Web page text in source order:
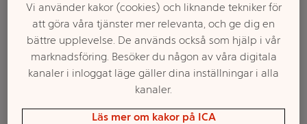
Vi använder kakor (cookies) och liknande tekniker för
att göra våra tjänster mer relevanta, och ge dig en
bättre upplevelse. De används också som hjälp i vår
marknadsföring. Besöker du någon av våra digitala
kanaler i inloggat läge gäller dina inställningar i alla
kanaler.
Läs mer om kakor på ICA